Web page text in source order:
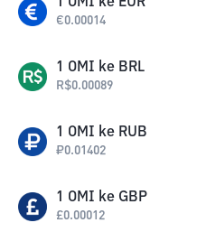
€0.00014
1 OMI ke BRL
R$0.00089
1 OMI ke RUB
₽0.01402
1 OMI ke GBP
£0.00012